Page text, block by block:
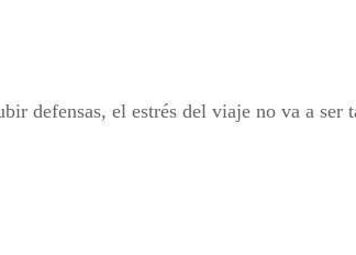
defensas, el estrés del viaje no va a ser